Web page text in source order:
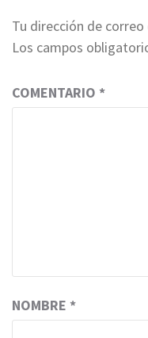
Tu dirección de
Los campos
COMENTARIO *
NOMBRE *